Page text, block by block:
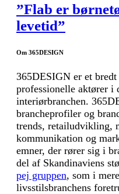
”Flab er
levetid”
Om 365DESIGN
365DESIGN er et
professionelle aktører i
interiørbranchen.
brancheprofiler og
trends, retailudvikling,
kommunikation og
emner, der rører sig i
del af Skandinaviens
pej gruppen, som i
livsstilsbranchens